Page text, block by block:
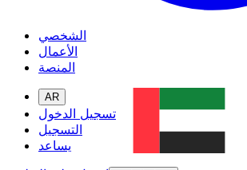
الشخصي
الأعمال
المنصة
AR
تسجيل الدخول
التسجيل
يساعد